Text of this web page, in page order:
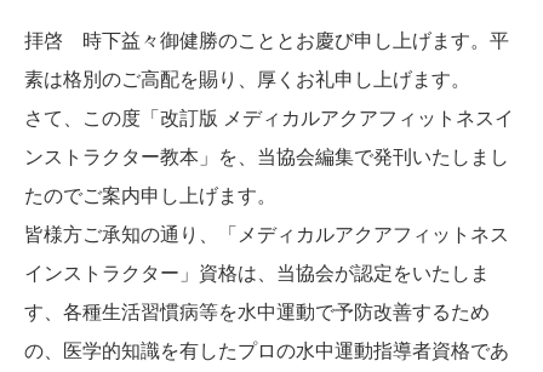
拝啓 時下益々御健勝のこととお慶び申し上げます。平
素は格別のご高配を賜り、厚くお礼申し上げます。
さて、この度「改訂版 メディカルアクアフィットネスイ
ンストラクター教本」を、当協会編集で発刊いたしまし
たのでご案内申し上げます。
皆様方ご承知の通り、「メディカルアクアフィットネス
インストラクター」資格は、当協会が認定をいたしま
す、各種生活習慣病等を水中運動で予防改善するため
の、医学的知識を有したプロの水中運動指導者資格であ